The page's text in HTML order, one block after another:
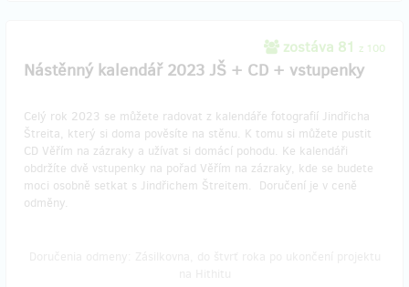
zostáva 81 z 100
Nástěnný kalendář 2023 JŠ + CD + vstupenky
Celý rok 2023 se můžete radovat z kalendáře fotografií Jindřicha
Štreita, který si doma pověsíte na stěnu. K tomu si můžete pustit
CD Věřím na zázraky a užívat si domácí pohodu. Ke kalendáři
obdržíte dvě vstupenky na pořad Věřím na zázraky, kde se budete
moci osobně setkat s Jindřichem Štreitem. Doručení je v ceně
odměny.